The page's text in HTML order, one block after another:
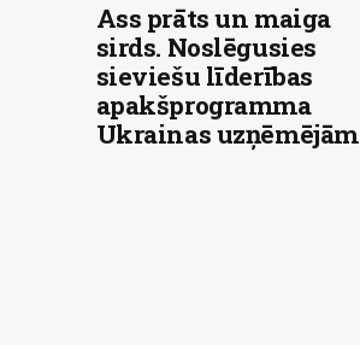
Ass prāts un maiga
sirds. Noslēgusies
sieviešu līderības
apakšprogramma
Ukrainas uzņēmējām